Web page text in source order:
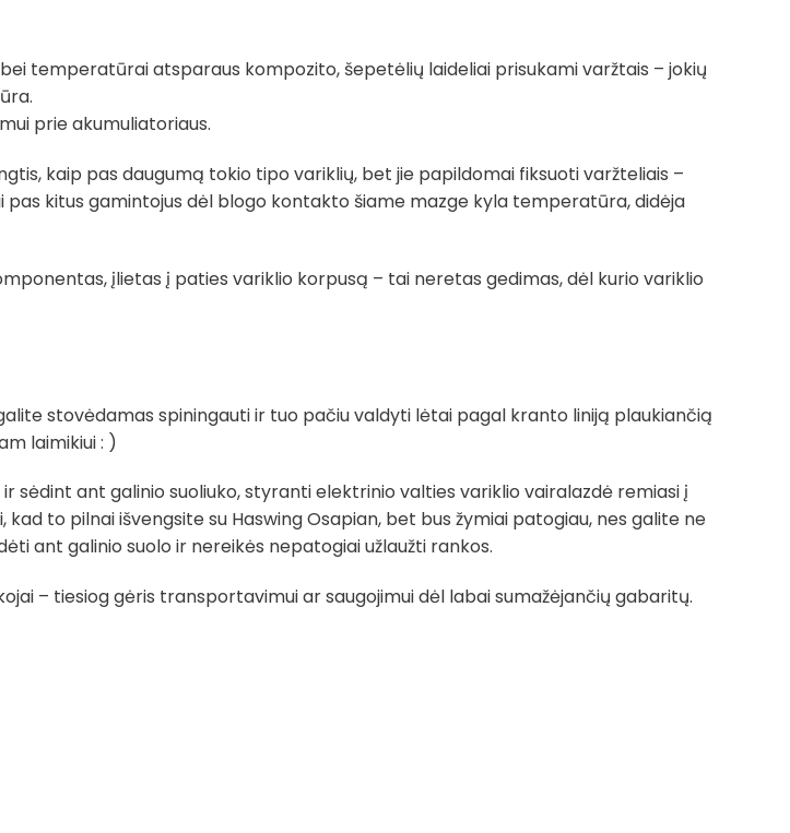
temperatūrai atsparaus kompozito, šepetėlių laideliai prisukami varžtais – jokių
prie akumuliatoriaus.
kaip pas daugumą tokio tipo variklių, bet jie papildomai fiksuoti varžteliais –
kitus gamintojus dėl blogo kontakto šiame mazge kyla temperatūra, didėja
įlietas į paties variklio korpusą – tai neretas gedimas, dėl kurio variklio
stovėdamas spiningauti ir tuo pačiu valdyti lėtai pagal kranto liniją plaukiančią
laimikiui : )
ant galinio suoliuko, styranti elektrinio valties variklio vairalazdė remiasi į
to pilnai išvengsite su Haswing Osapian, bet bus žymiai patogiau, nes galite ne
ant galinio suolo ir nereikės nepatogiai užlaužti rankos.
– tiesiog gėris transportavimui ar saugojimui dėl labai sumažėjančių gabaritų.